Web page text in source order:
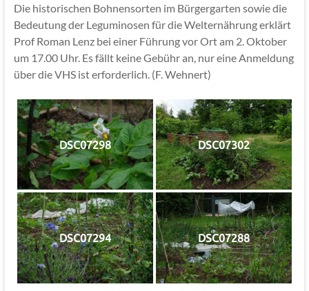
Die historischen Bohnensorten im Bürgergarten sowie die
Bedeutung der Leguminosen für die Welternährung erklärt
Prof Roman Lenz bei einer Führung vor Ort am 2. Oktober
um 17.00 Uhr. Es fällt keine Gebühr an, nur eine Anmeldung
über die VHS ist erforderlich. (F. Wehnert)
DSC07298 DSC07302
DSC07294 DSC07288